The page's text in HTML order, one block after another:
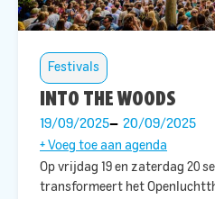
Festivals
INTO THE WOODS
19/09/2025 20/09/2025
+ Voeg toe aan agenda
Op vrijdag 19 en zaterdag 20
transformeert het